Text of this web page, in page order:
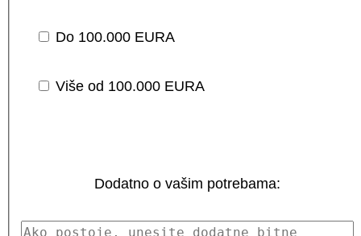
Do 100.000 EURA
Više od 100.000 EURA
Dodatno o vašim potrebama: